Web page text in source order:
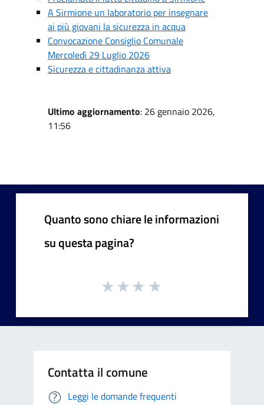
A Sirmione un laboratorio per insegnare
ai più giovani la sicurezza in acqua
Convocazione Consiglio Comunale
Mercoledì 29 Luglio 2026
Sicurezza e cittadinanza attiva
Ultimo aggiornamento: 26 gennaio 2026,
11:56
Quanto sono chiare le informazioni
su questa pagina?
Contatta il comune
Leggi le domande frequenti